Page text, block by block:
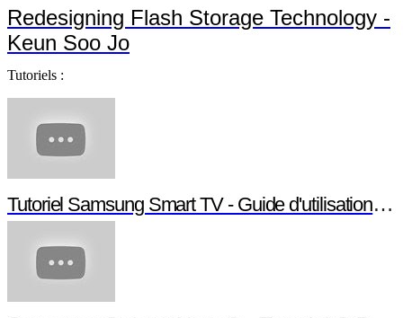
Samsung SSD Leadership - Jim Elliott
Redesigning Flash Storage Technology -
Keun Soo Jo